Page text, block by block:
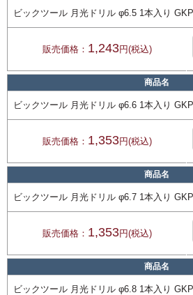
ビックツール 月光ドリル φ6.5 1本入り
販売価格： 1,243円(税込)
商品名
ビックツール 月光ドリル φ6.6 1本入り
販売価格： 1,353円(税込)
商品名
ビックツール 月光ドリル φ6.7 1本入り
販売価格： 1,353円(税込)
商品名
ビックツール 月光ドリル φ6.8 1本入り